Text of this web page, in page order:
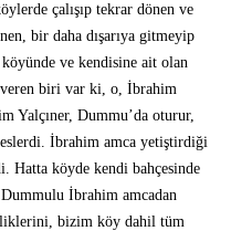
çalışıp tekrar dönen ve
bir daha dışarıya gitmeyip
ve kendisine ait olan
veren biri var ki, o, İbrahim
Yalçıner, Dummu’da oturur,
İbrahim amca yetiştirdiği
Hatta köyde kendi bahçesinde
İbrahim amcadan
bizim köy dahil tüm